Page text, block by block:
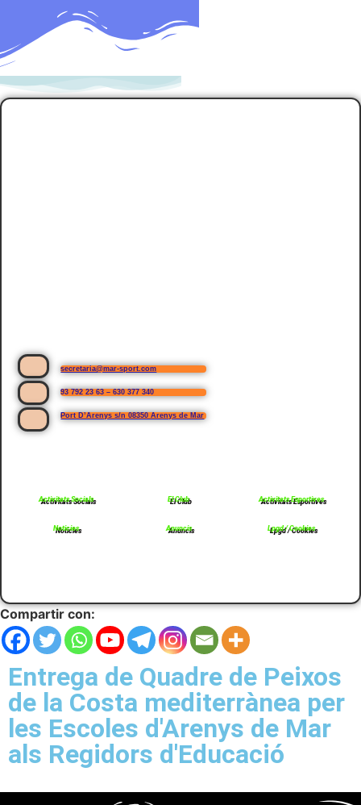
secretaria@mar-sport.com
93 792 23 63 – 630 377 340
Port D’Arenys s/n 08350 Arenys de Mar
Activitats Socials El Club Activitats Esportives
Noticies Anuncis Lpgd / Cookies
Compartir con:
Entrega de Quadre de Peixos
de la Costa mediterrànea per
les Escoles d'Arenys de Mar
als Regidors d'Educació